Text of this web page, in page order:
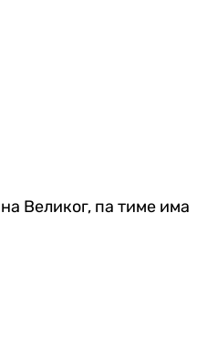
Великог, па тиме има